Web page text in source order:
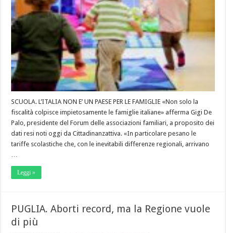
SCUOLA. L’ITALIA NON E’ UN PAESE PER LE FAMIGLIE «Non solo la
fiscalità colpisce impietosamente le famiglie italiane» afferma Gigi De
Palo, presidente del Forum delle associazioni familiari, a proposito dei
dati resi noti oggi da Cittadinanzattiva. «In particolare pesano le
tariffe scolastiche che, con le inevitabili differenze regionali, arrivano
…
Leggi »
PUGLIA. Aborti record, ma la Regione vuole
di più